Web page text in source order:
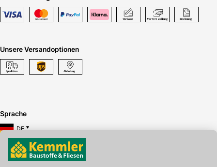
Unsere Versandoptionen
Sprache
DE